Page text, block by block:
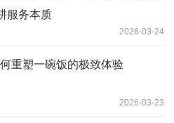
服务本质
2026-03-24
重塑一碗饭的极致体验
2026-03-23